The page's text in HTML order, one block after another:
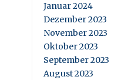
Januar 2024
Dezember 2023
November 2023
Oktober 2023
September 2023
August 2023